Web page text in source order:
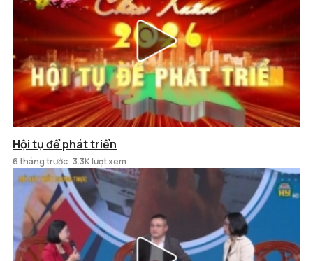
Hội tụ để phát triển
6 tháng trước 3.3K lượt xem